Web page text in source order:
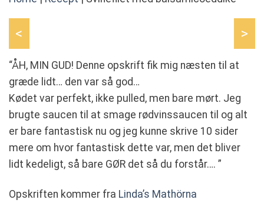
< >
“ÅH, MIN GUD! Denne opskrift fik mig næsten til at
græde lidt… den var så god…
Kødet var perfekt, ikke pulled, men bare mørt. Jeg
brugte saucen til at smage rødvinssaucen til og alt
er bare fantastisk nu og jeg kunne skrive 10 sider
mere om hvor fantastisk dette var, men det bliver
lidt kedeligt, så bare GØR det så du forstår…. ”
Opskriften kommer fra Linda’s Mathörna